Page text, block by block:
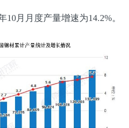
10月月度产量增速为14.2%。